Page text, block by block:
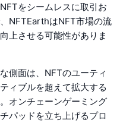
をシームレスに取引お
NFTEarthはNFT市場の流
上させる可能性がありま
側面は、NFTのユーティ
ィブルを超えて拡大する
オンチェーンゲーミング
パッドを立ち上げるプロ